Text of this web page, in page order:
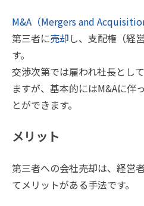
M&A（Mergers and
第三者に売却し、支配権（経
す。
交渉次第では雇われ社長とし
ますが、基本的にはM&Aに伴
とができます。
メリット
第三者への会社売却は、経営
てメリットがある手法です。